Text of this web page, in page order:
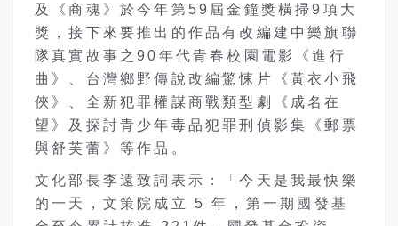
及《商魂》於今年第 59 屆金鐘獎橫掃9 項大
獎，接下來要推出的作品有改編建中樂旗聯
隊真實故事之90 年代青春校園電影《進行
曲》、台灣鄉野傳說改編驚悚片《黃衣小飛
俠》、全新犯罪權謀商戰類型劇《成名在
望》及探討青少年毒品犯罪刑偵影集《郵票
與舒芙蕾》等作品。
文化部長李遠致詞表示：「今天是我最快樂
的一天，文策院成立
5年，第一期國發基